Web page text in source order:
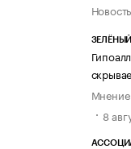
Новость
Мнение
8